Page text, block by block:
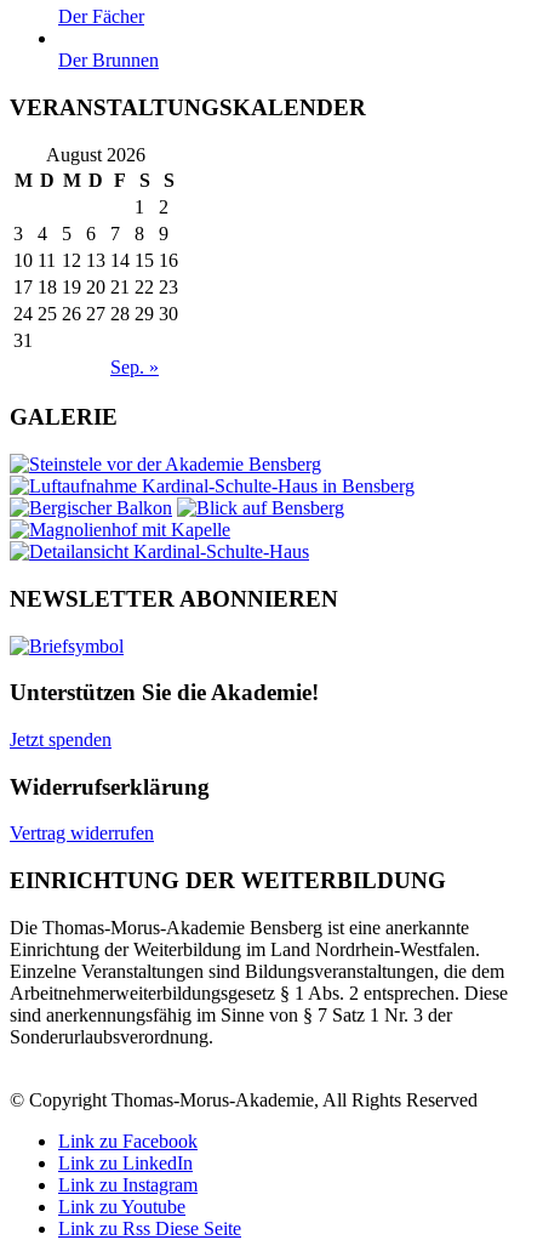
Der Fächer
Der Brunnen
VERANSTALTUNGSKALENDER
August 2026
M D M D F S S
Sep. »
1
2
3
4 5 6 7 8
9
10 11 12 13 14 15 16
17 18 19 20 21 22 23
24 25 26 27 28 29 30
31
GALERIE
NEWSLETTER ABONNIEREN
Unterstützen Sie die Akademie!
Jetzt spenden
Widerrufserklärung
Vertrag widerrufen
EINRICHTUNG DER WEITERBILDUNG
Die Thomas-Morus-Akademie Bensberg ist eine anerkannte
Einrichtung der Weiterbildung im Land Nordrhein-Westfalen.
Einzelne Veranstaltungen sind Bildungsveranstaltungen, die dem
Arbeitnehmerweiterbildungsgesetz § 1 Abs. 2 entsprechen. Diese
sind anerkennungsfähig im Sinne von § 7 Satz 1 Nr. 3 der
Sonderurlaubsverordnung.
© Copyright Thomas-Morus-Akademie, All Rights Reserved
Link zu Facebook
Link zu LinkedIn
Link zu Instagram
Link zu Youtube
Link zu Rss Diese Seite